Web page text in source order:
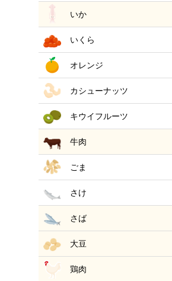
いか
いくら
オレンジ
カシューナッツ
キウイフルーツ
牛肉
ごま
さけ
さば
大豆
鶏肉